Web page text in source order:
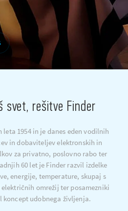
svet, rešitve Finder
1954 in je danes eden vodilnih
in dobaviteljev elektronskih in
za privatno, poslovno rabo ter
60 let je Finder razvil izdelke
energije, temperature, skupaj s
omrežij ter posamezniki
koncept udobnega življenja.